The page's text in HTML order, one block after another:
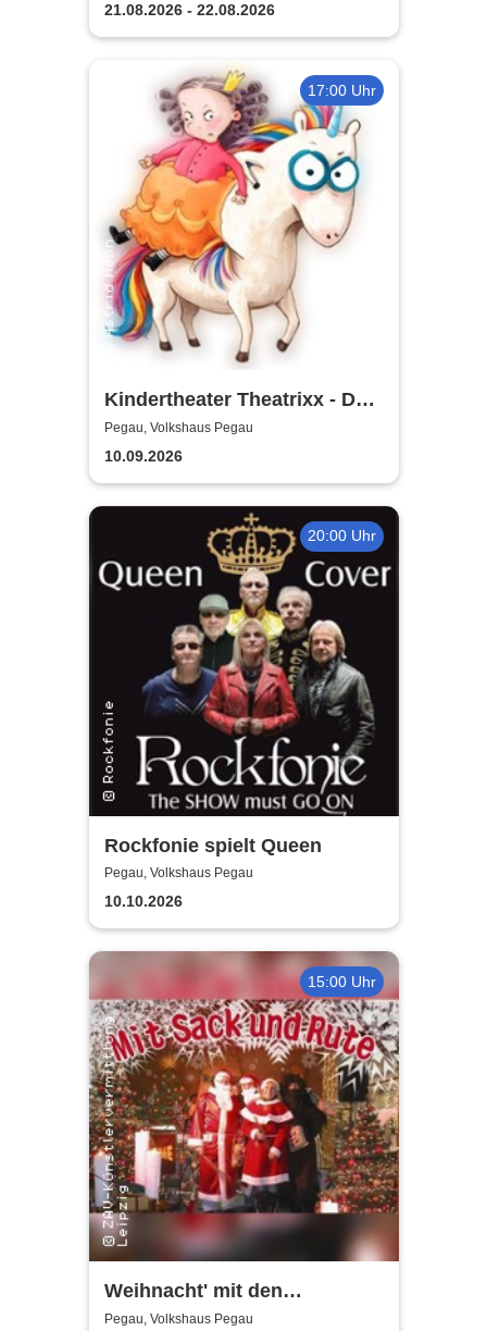
21.08.2026 - 22.08.2026
17:00 Uhr
Kindertheater Theatrixx - Das
Neinhorn und der Geburtstag
Pegau, Volkshaus Pegau
10.09.2026
20:00 Uhr
Rockfonie spielt Queen
Pegau, Volkshaus Pegau
10.10.2026
15:00 Uhr
Weihnacht' mit den
Holzhäuser Spatzen - Mit
Pegau, Volkshaus Pegau